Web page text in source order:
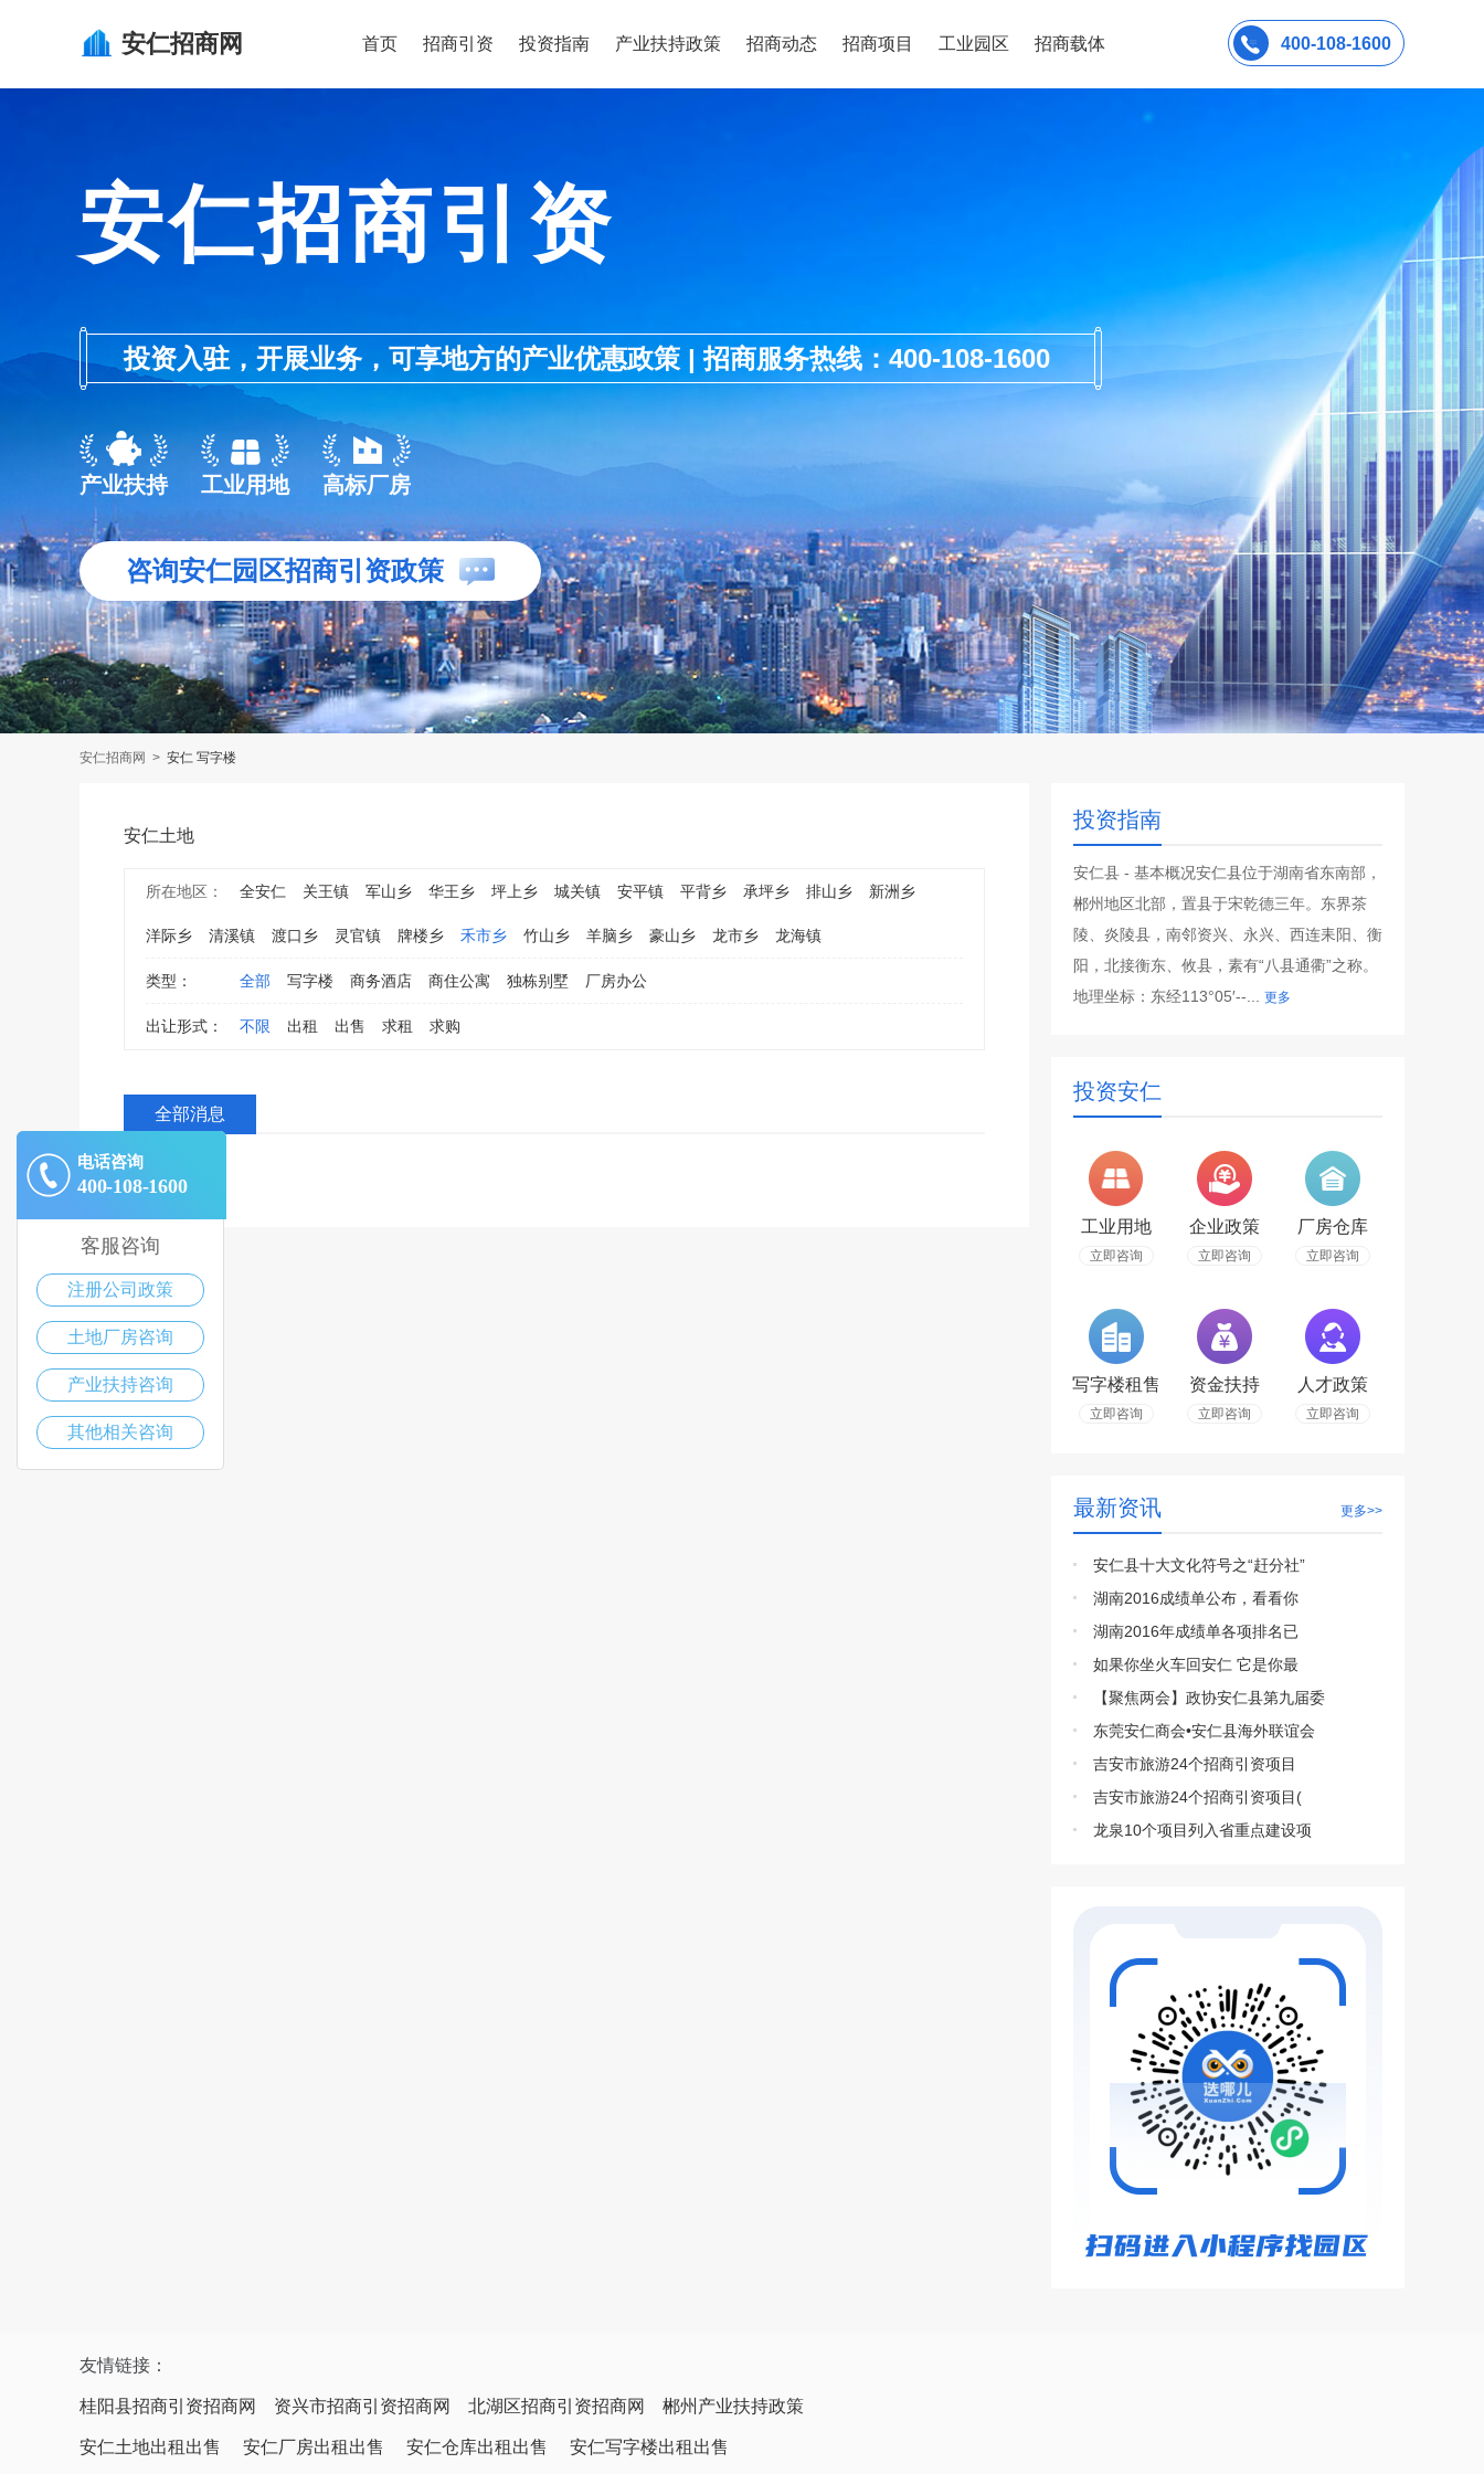
安仁招商网 首页 招商引资 投资指南 产业扶持政策 招商动态 招商项目 工业园区 招商载体 400-108-1600
安仁招商引资
投资入驻，开展业务，可享地方的产业优惠政策 | 招商服务热线：400-108-1600
产业扶持 工业用地 高标厂房
咨询安仁园区招商引资政策
安仁招商网 > 安仁 写字楼
安仁土地
所在地区： 全安仁 关王镇 军山乡 华王乡 坪上乡 城关镇 安平镇 平背乡 承坪乡 排山乡 新洲乡
洋际乡 清溪镇 渡口乡 灵官镇 牌楼乡 禾市乡 竹山乡 羊脑乡 豪山乡 龙市乡 龙海镇
类型： 全部 写字楼 商务酒店 商住公寓 独栋别墅 厂房办公
出让形式： 不限 出租 出售 求租 求购
全部消息
投资指南
安仁县 - 基本概况安仁县位于湖南省东南部，
郴州地区北部，置县于宋乾德三年。东界茶
陵、炎陵县，南邻资兴、永兴、西连耒阳、衡
阳，北接衡东、攸县，素有“八县通衢”之称。
地理坐标：东经113°05′--... 更多
投资安仁
工业用地
立即咨询
企业政策
立即咨询
厂房仓库
立即咨询
写字楼租售
立即咨询
资金扶持
立即咨询
人才政策
立即咨询
最新资讯 更多>>
安仁县十大文化符号之“赶分社”
湖南2016成绩单公布，看看你
湖南2016年成绩单各项排名已
如果你坐火车回安仁 它是你最
【聚焦两会】政协安仁县第九届委
东莞安仁商会•安仁县海外联谊会
吉安市旅游24个招商引资项目
吉安市旅游24个招商引资项目(
龙泉10个项目列入省重点建设项
友情链接：
桂阳县招商引资招商网 资兴市招商引资招商网 北湖区招商引资招商网 郴州产业扶持政策
安仁土地出租出售 安仁厂房出租出售 安仁仓库出租出售 安仁写字楼出租出售
电话咨询
400-108-1600
客服咨询
注册公司政策
土地厂房咨询
产业扶持咨询
其他相关咨询